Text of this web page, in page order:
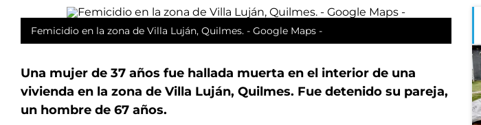
Femicidio en la zona de Villa Luján, Quilmes. - Google Maps -
Una mujer de 37 años fue hallada muerta en el interior de una
vivienda en la zona de Villa Luján, Quilmes. Fue detenido su pareja,
un hombre de 67 años.